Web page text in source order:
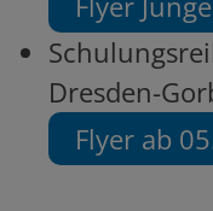
Dresden-
Flyer ab